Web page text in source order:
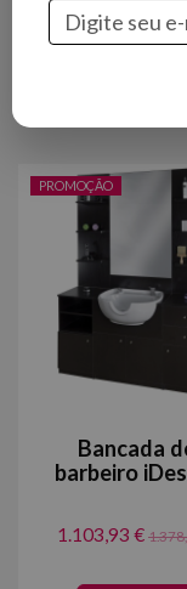
PROMOÇÃO
Bancada
barbeiro
1.103,93 €